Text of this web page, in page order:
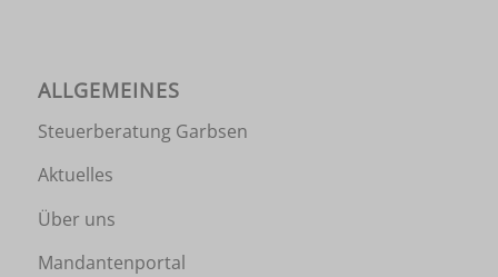
ALLGEMEINES
Steuerberatung Garbsen
Aktuelles
Über uns
Mandantenportal